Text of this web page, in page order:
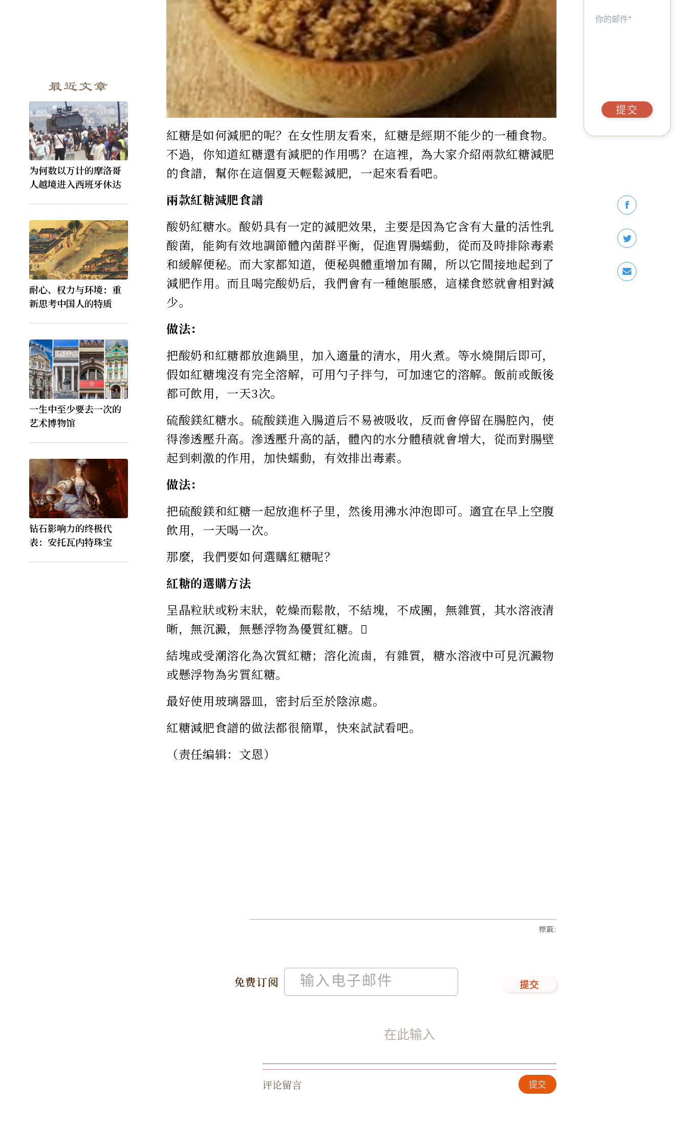
最近文章
为何数以万计的摩洛哥
人越境进入西班牙休达
耐心、权力与环境：重
新思考中国人的特质
一生中至少要去一次的
艺术博物馆
钻石影响力的终极代
表：安托瓦内特珠宝
紅糖是如何減肥的呢？在女性朋友看來，紅糖是經期不能少的一種食物。
不過，你知道紅糖還有減肥的作用嗎？在這裡，為大家介紹兩款紅糖減肥
的食譜，幫你在這個夏天輕鬆減肥，一起來看看吧。
兩款紅糖減肥食譜
酸奶紅糖水。酸奶具有一定的減肥效果，主要是因為它含有大量的活性乳
酸菌，能夠有效地調節體內菌群平衡，促進胃腸蠕動，從而及時排除毒素
和緩解便秘。而大家都知道，便秘與體重增加有關，所以它間接地起到了
減肥作用。而且喝完酸奶后，我們會有一種飽脹感，這樣食慾就會相對減
少。
做法：
把酸奶和紅糖都放進鍋里，加入適量的清水，用火煮。等水燒開后即可，
假如紅糖塊沒有完全溶解，可用勺子拌勻，可加速它的溶解。飯前或飯後
都可飲用，一天3次。
硫酸鎂紅糖水。硫酸鎂進入腸道后不易被吸收，反而會停留在腸腔內，使
得滲透壓升高。滲透壓升高的話，體內的水分體積就會增大，從而對腸壁
起到刺激的作用，加快蠕動，有效排出毒素。
做法：
把硫酸鎂和紅糖一起放進杯子里，然後用沸水沖泡即可。適宜在早上空腹
飲用，一天喝一次。
那麼，我們要如何選購紅糖呢？
紅糖的選購方法
呈晶粒狀或粉末狀，乾燥而鬆散，不結塊，不成團，無雜質，其水溶液清
晰，無沉澱，無懸浮物為優質紅糖。
結塊或受潮溶化為次質紅糖；溶化流鹵，有雜質，糖水溶液中可見沉澱物
或懸浮物為劣質紅糖。
最好使用玻璃器皿，密封后至於陰涼處。
紅糖減肥食譜的做法都很簡單，快來試試看吧。
（责任编辑：文恩）
免费订阅 提交
標籤:
评论留言 提交
提交